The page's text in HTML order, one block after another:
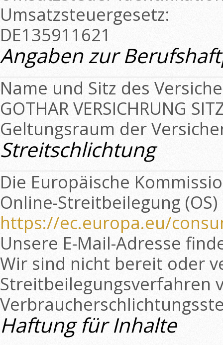
Umsatzsteuergesetz:
DE135911621
Angaben zur
Name und Sitz des
GOTHAR VERSICHRUNG
Geltungsraum der
Streitschlichtung
Die Europäische
Online-Streitbeilegung
https://ec.europa.eu/
Unsere E-Mail-Adresse
Wir sind nicht bereit oder
Streitbeilegungsverfahren
Haftung für Inhalte